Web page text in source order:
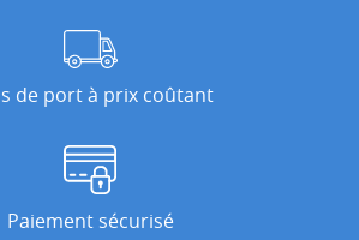
de port à prix coûtant
Paiement sécurisé